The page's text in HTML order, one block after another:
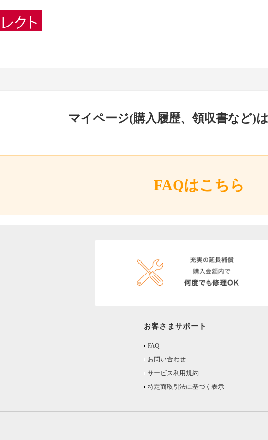
マイページ(購入履歴、領収書など)は
FAQはこちら
お客さまサポート
FAQ
お問い合わせ
サービス利用規約
特定商取引法に基づく表示